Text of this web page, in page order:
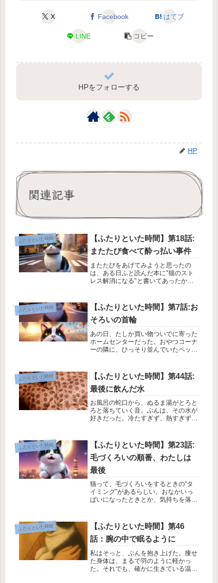
X Facebook はてブ
LINE コピー
HPをフォローする
HP
関連記事
ふたりといた時間
【ふたりといた時間】第18話:
またたび食べて酔っ払い事件
またたびをあげてみようと思ったの
は、ある日ふと読んだ本に"猫のスト
レス解消になる"と書いてあったか
かもしれないと、ずっとどこかで気に
していた。せめて、ほんの少しでも気
晴らしに...
ふたりといた時間
【ふたりといた時間】第7話:お
そろいの首輪
あの日、たしか買い物ついでに寄った
ホームセンターだった。おやつコーナ
ーの隣に、ひっそり並んでいたペット
『おそろいにしたら、可愛いかも
な…』レジに向かうときには、もうそ
のふたつ...
ふたりといた時間
【ふたりといた時間】第44話:
最後に飲んだ水
お風呂の蛇口から、ぬるま湯がとろと
ろと落ちていく音。ぶんは、その水が
好きだった。冷たすぎず、熱すぎず。
でいた。その日。もしかしたら、ぶん
が水を飲むかもしれない——そんな小
さ...
ふたりといた時間
【ふたりといた時間】第23話:
毛づくろいの順番、わたしは
最後
猫って、毛づくろいをするときの“タ
イミング”があるらしい。おなかいっ
ぱいになったときとか、気持ちを落ち
はなとぶんを見ていると、たしかにそ
んな気がする。ごはんを食べて満足し
た...
ふたりといた時間
【ふたりといた時間】第46
話：腕の中で眠るように
私はそっと、ぶんを抱き上げた。痩せ
た身体は、まるで羽のように軽かっ
た。それでも、確かに生きている温も